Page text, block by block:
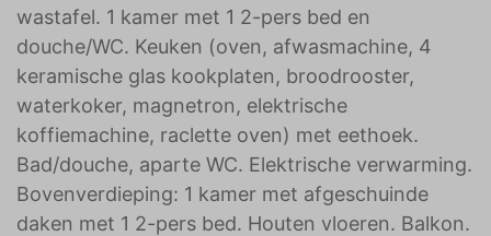
wastafel. 1 kamer met 1 2-pers bed en
douche/WC. Keuken (oven, afwasmachine, 4
keramische glas kookplaten, broodrooster,
waterkoker, magnetron, elektrische
koffiemachine, raclette oven) met eethoek.
Bad/douche, aparte WC. Elektrische verwarming.
Bovenverdieping: 1 kamer met afgeschuinde
daken met 1 2-pers bed. Houten vloeren. Balkon.